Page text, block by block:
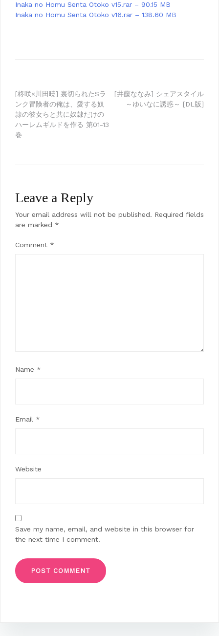
Inaka no Homu Senta Otoko v15.rar – 90.15 MB
Inaka no Homu Senta Otoko v16.rar – 138.60 MB
Post
navigation
[柊咲×川田暁] 裏切られたSラ
ンク冒険者の俺は、愛する奴
隷の彼女らと共に奴隷だけの
ハーレムギルドを作る 第01-13
巻
[井藤ななみ] シェアスタイル
～ゆいなに誘惑～ [DL版]
Leave a Reply
Your email address will not be published. Required fields
are marked *
Comment *
Name *
Email *
Website
Save my name, email, and website in this browser for
the next time I comment.